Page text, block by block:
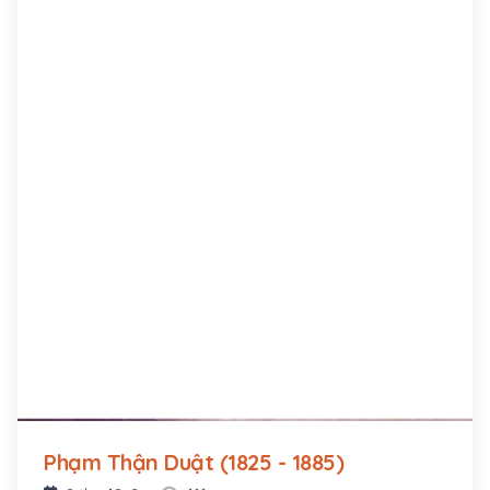
Phạm Thận Duật (1825 - 1885)